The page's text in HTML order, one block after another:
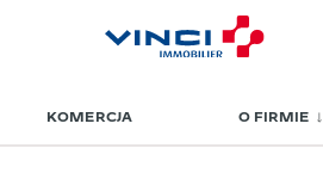
KOMERCJA O FIRMIE